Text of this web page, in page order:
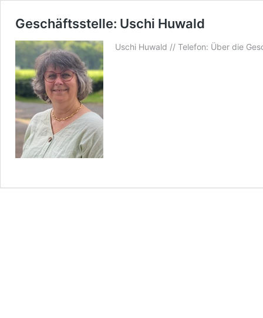
Geschäftsstelle: Uschi Huwald
Uschi Huwald // Telefon: Über die